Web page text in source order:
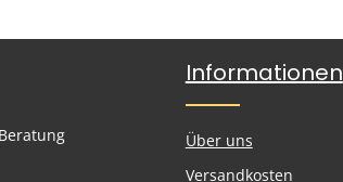
Informationen
Über uns
Versandkosten